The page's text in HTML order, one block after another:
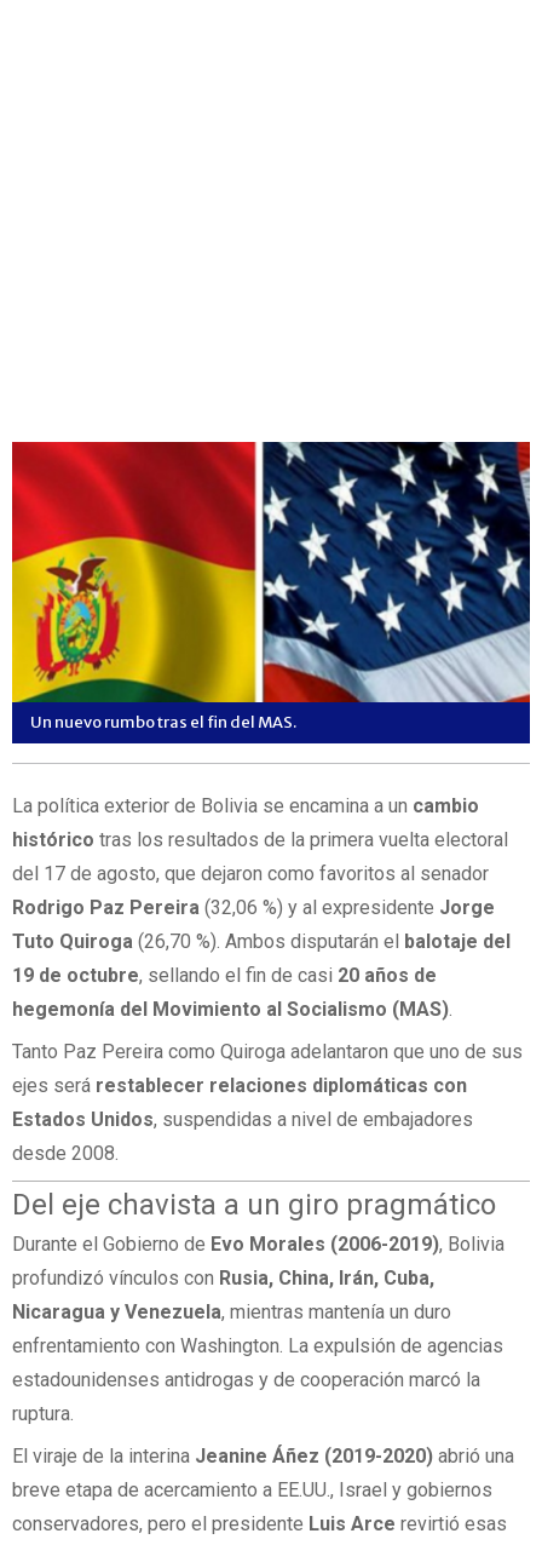
Un nuevo rumbo tras el fin del MAS.
La política exterior de Bolivia se encamina a un cambio
histórico tras los resultados de la primera vuelta electoral
del 17 de agosto, que dejaron como favoritos al senador
Rodrigo Paz Pereira (32,06 %) y al expresidente Jorge
Tuto Quiroga (26,70 %). Ambos disputarán el
balotaje del
19 de octubre, sellando el fin de casi 20 años de
hegemonía del Movimiento al Socialismo (MAS).
Tanto Paz Pereira como Quiroga adelantaron que uno de sus
ejes será restablecer relaciones diplomáticas con
Estados Unidos, suspendidas a nivel de embajadores
desde 2008.
Del eje chavista a un giro pragmático
Durante el Gobierno de Evo Morales (2006-2019), Bolivia
profundizó vínculos con Rusia, China, Irán, Cuba,
Nicaragua y Venezuela, mientras mantenía un duro
enfrentamiento con Washington. La expulsión de agencias
estadounidenses antidrogas y de cooperación marcó la
ruptura.
El viraje de la interina Jeanine Áñez (2019-2020) abrió una
breve etapa de acercamiento a EE.UU., Israel y gobiernos
conservadores, pero el presidente Luis Arce revirtió esas